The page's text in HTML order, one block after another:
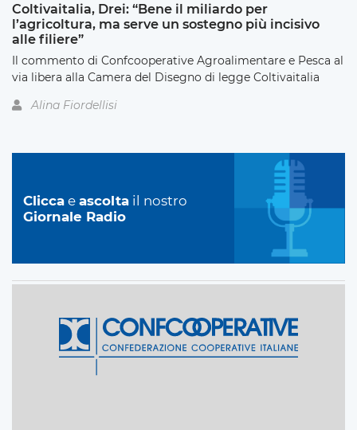
Coltivaitalia, Drei: “Bene il miliardo per
l’agricoltura, ma serve un sostegno più incisivo
alle filiere”
Il commento di Confcooperative Agroalimentare e Pesca al
via libera alla Camera del Disegno di legge Coltivaitalia
Alina Fiordellisi
Clicca e ascolta il nostro
Giornale Radio